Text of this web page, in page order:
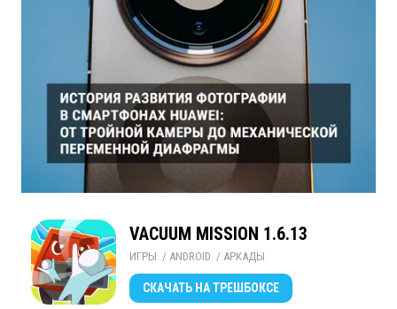
VACUUM MISSION 1.6.13
ИГРЫ / ANDROID / АРКАДЫ
СКАЧАТЬ НА ТРЕШБОКСЕ